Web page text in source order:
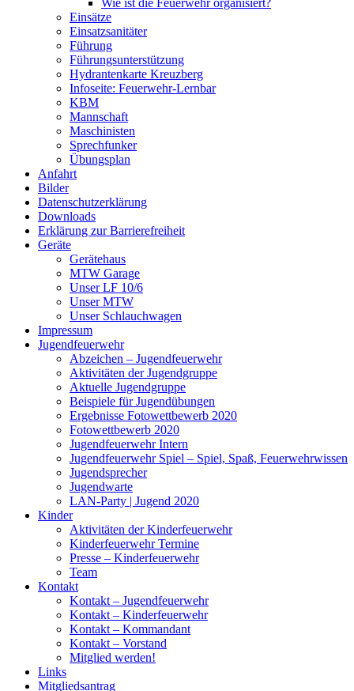
Einsätze
Einsatzsanitäter
Führung
Führungsunterstützung
Hydrantenkarte Kreuzberg
Infoseite: Feuerwehr-Lernbar
KBM
Mannschaft
Maschinisten
Sprechfunker
Übungsplan
Anfahrt
Bilder
Datenschutzerklärung
Downloads
Erklärung zur Barriere­frei­heit
Geräte
Gerätehaus
MTW Garage
Unser LF 10/6
Unser MTW
Unser Schlauchwagen
Impressum
Jugendfeuerwehr
Abzeichen – Jugendfeuerwehr
Aktivitäten der Jugendgruppe
Aktuelle Jugendgruppe
Beispiele für Jugendübungen
Ergebnisse Fotowettbewerb 2020
Fotowettbewerb 2020
Jugendfeuerwehr Intern
Jugendfeuerwehr Spiel – Spiel, Spaß, Feuerwehrwissen
Jugendsprecher
Jugendwarte
LAN-Party | Jugend 2020
Kinder
Aktivitäten der Kinderfeuerwehr
Kinderfeuerwehr Termine
Presse – Kinderfeuerwehr
Team
Kontakt
Kontakt – Jugendfeuerwehr
Kontakt – Kinderfeuerwehr
Kontakt – Kommandant
Kontakt – Vorstand
Mitglied werden!
Links
Mitgliedsantrag